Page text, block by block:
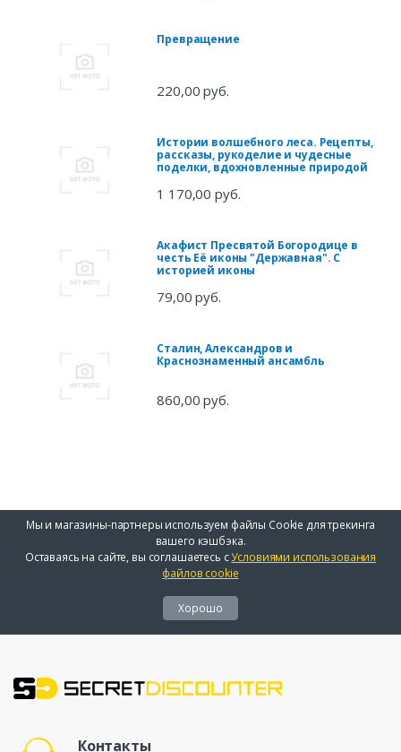
Превращение
220,00 руб.
Истории волшебного леса. Рецепты,
рассказы, рукоделие и чудесные
поделки, вдохновленные природой
1 170,00 руб.
Акафист Пресвятой Богородице в
честь Её иконы "Державная". С
историей иконы
79,00 руб.
Сталин, Александров и
Краснознаменный ансамбль
860,00 руб.
Мы и магазины-партнеры используем файлы Cookie для трекинга
вашего кэшбэка.
Оставаясь на сайте, вы соглашаетесь сУсловиями использования
файлов cookie
Хорошо
Контакты